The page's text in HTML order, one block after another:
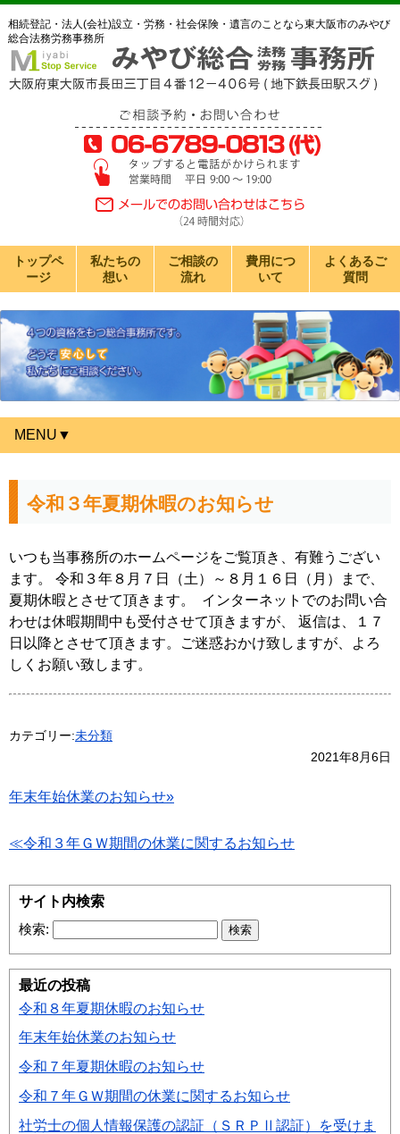
相続登記・法人(会社)設立・労務・社会保険・遺言のことなら東大阪市のみやび
総合法務労務事務所
トップペ
ージ
私たちの
想い
ご相談の
流れ
費用につ
いて
よくあるご
質問
MENU▼
令和３年夏期休暇のお知らせ
いつも当事務所のホームページをご覧頂き、有難うござい
ます。 令和３年８月７日（土）～８月１６日（月）まで、
夏期休暇とさせて頂きます。 インターネットでのお問い合
わせは休暇期間中も受付させて頂きますが、 返信は、１７
日以降とさせて頂きます。ご迷惑おかけ致しますが、よろ
しくお願い致します。
カテゴリー:未分類
2021年8月6日
年末年始休業のお知らせ»
≪令和３年ＧＷ期間の休業に関するお知らせ
サイト内検索
検索:
最近の投稿
令和８年夏期休暇のお知らせ
年末年始休業のお知らせ
令和７年夏期休暇のお知らせ
令和７年ＧＷ期間の休業に関するお知らせ
社労士の個人情報保護の認証（ＳＲＰⅡ認証）を受けま